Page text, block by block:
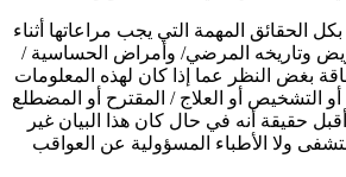
الحقائق المهمة التي يجب مراعاتها أثناء
وتاريخه المرضي/ وأمراض الحساسية /
بغض النظر عما إذا كان لهذه المعلومات
أو التشخيص أو العلاج / المقترح أو المضطلع
حقيقة أنه في حال كان هذا البيان غير
ولا الأطباء المسؤولية عن العواقب